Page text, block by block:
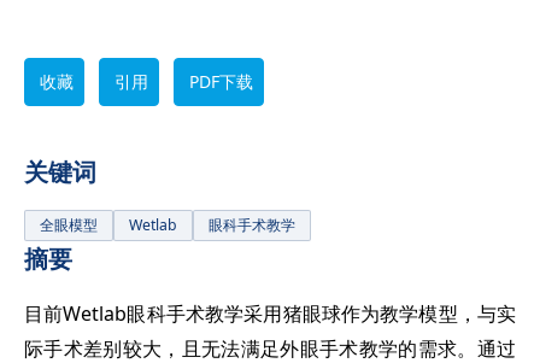
收藏 引用 PDF下载
关键词
全眼模型 Wetlab 眼科手术教学
摘要
目前Wetlab眼科手术教学采用猪眼球作为教学模型，与实
际手术差别较大，且无法满足外眼手术教学的需求。通过